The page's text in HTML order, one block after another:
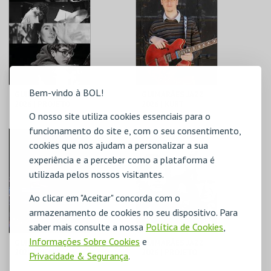
Bem-vindo à BOL!
O nosso site utiliza cookies essenciais para o
funcionamento do site e, com o seu consentimento,
cookies que nos ajudam a personalizar a sua
experiência e a perceber como a plataforma é
utilizada pelos nossos visitantes.
Ao clicar em "Aceitar" concorda com o
armazenamento de cookies no seu dispositivo. Para
saber mais consulte a nossa Política de Cookies
Informações Sobre Cookies e
Privacidade & Segurança.
MAIS INFO
COMPRAR
MAIS INFO
COMPRAR
GUIMARÃES JAZZ
PORTA - JAZZ
C.I. ARTES J.
GUIMARÃES
MAIS INFO
COMPRAR
ROSENWINKEL
C. CULTURAL VILA
FLOR
MAIS INFO
COMPRAR
GUIMARÃES JAZZ
2026 | PETER
EVANS QUARTETO
GUIMARÃES JAZZ